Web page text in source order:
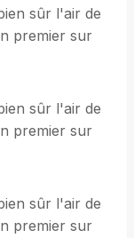
sûr l'air de
premier sur
sûr l'air de
premier sur
sûr l'air de
premier sur